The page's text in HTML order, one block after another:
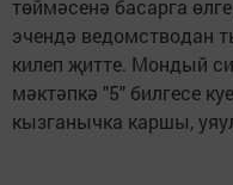
төймәсенә басарга
эчендә ведомстводан
килеп җитте. Мондый
мәктәпкә "5" билгесе
кызганычка каршы,